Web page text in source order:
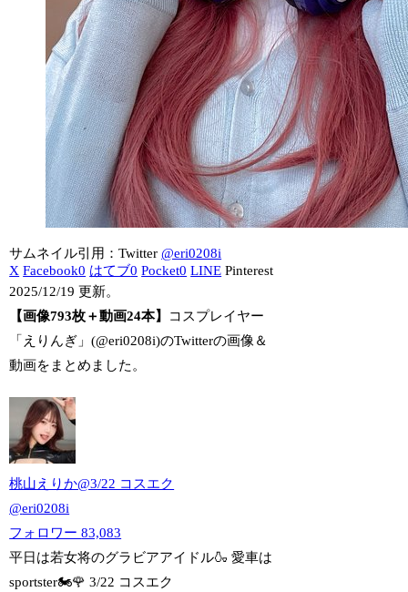
サムネイル引用：Twitter@eri0208i
X Facebook0 はてブ0 Pocket0 LINE Pinterest
2025/12/19 更新。
【画像793枚＋動画24本】
コスプレイヤー
「えりんぎ」(@eri0208i)のTwitterの画像＆
動画をまとめました。
桃山えりか@3/22 コスエク
@eri0208i
フォロワー83,083
平日は若女将のグラビアアイドル🍶 愛車は
sportster🏍️🌹 3/22 コスエク